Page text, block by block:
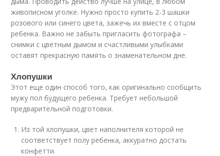
живописном уголке. Нужно просто купить 2-3 шашки
розового или синего цвета, зажечь их вместе с отцом
ребенка. Важно не забыть пригласить фотографа –
снимки с цветным дымом и счастливыми улыбками
оставят прекрасную память о знаменательном дне.
Хлопушки
Этот еще один способ того, как оригинально сообщить
мужу пол будущего ребенка. Требует небольшой
предварительной подготовки.
Из той хлопушки, цвет наполнителя которой не
соответствует полу ребенка, аккуратно достать
конфетти.